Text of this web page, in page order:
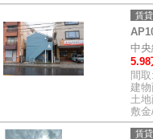
賃
中
5.98
間取:
建
土
敷
賃